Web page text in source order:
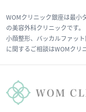
WOMクリニック銀座は最小
の美容外科クリニックです。
小顔整形、バッカルファッ
に関するご相談はWOMクリ